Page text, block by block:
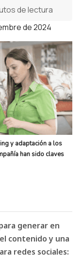
de 2024
de lectura
y adaptación a los
han sido claves
generar en
contenido y una
redes sociales: